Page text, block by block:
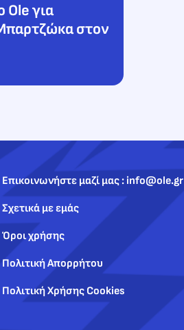
για
στον
Επικοινωνήστε μαζί μας : info@ole.gr
Σχετικά με εμάς
Όροι χρήσης
Πολιτική Απορρήτου
Πολιτική Χρήσης Cookies